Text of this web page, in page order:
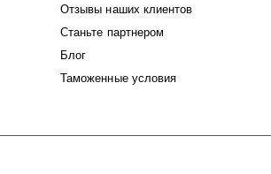
Отзывы наших клиентов
Станьте партнером
Блог
Таможенные условия